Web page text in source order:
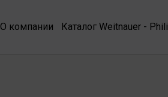
О компании Каталог Weitnauer -